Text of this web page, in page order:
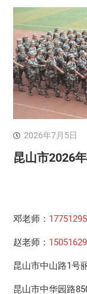
2026年7月5日
昆山市2026
邓老师：
赵老师：
昆山市中山路1号
昆山市中华园路